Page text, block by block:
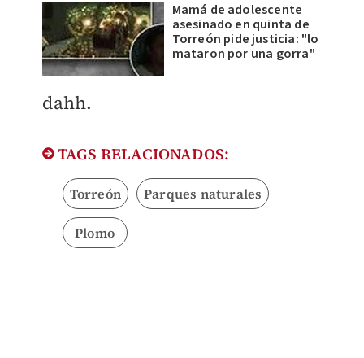
Mamá de adolescente
asesinado en quinta de
Torreón pide justicia: "lo
mataron por una gorra"
dahh.
TAGS RELACIONADOS:
Torreón Parques naturales
Plomo